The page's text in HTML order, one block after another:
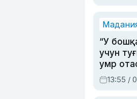
“У
учун
умр
устаси
13:55 /